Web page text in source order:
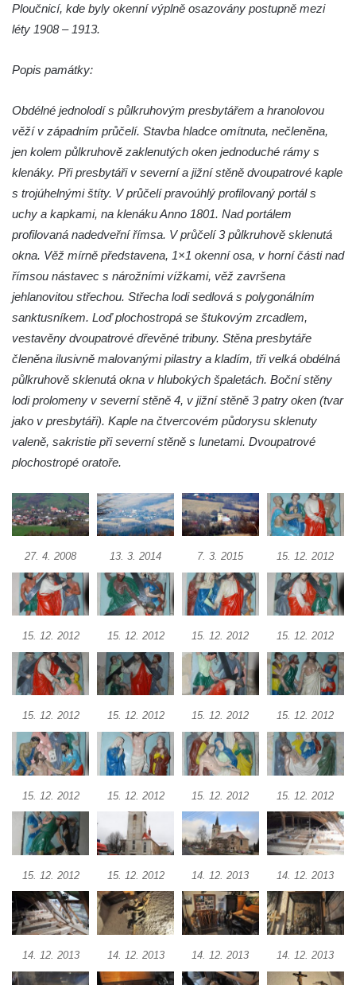
Hřbitovní kaple v Chotyni
Müllerova hrobka v Hrádku nad Nisou
Márnice na hřbitově ve Sněžné
Kostel Panny Marie Sněžné ve Sněžné
Kaple Nejsvětější Trojice ve Sněžné
Kostel svaté Máří Magdalény v Božanově
Hrobka rodiny Brass na hřbitově v Dolním
Podluží
Kostel svatého Bartoloměje ve Velkém
Šenově
Kaple Anděla Strážce na Valdeku
Márnice na bývalém hřbitově u kostela
svatých Šimona a Judy v Lipové u Šluknova
Hřbitovní kaple v Lobendavě
Kostel Navštívení Panny Marie v
Márnice na bývalém hřbitově u kostela
Navštívení Panny Marie v Lobendavě
Kaple svaté Anny na Anenském vrchu u
Lobendavy
Kostel svaté Máří Magdalény v Krásné Lípě
Kostel svatého Jiří v Jiříkově
Kostel svatého Jiří ve Chřibské
Kostel svatého Františka z Assisi na
Studánce
Kostel svaté Kateřiny Alexandrijské
Kostel svatého Jiří v Horním Slavkově
Kaple Božího Těla u kostela svatého Jiří v
Horním Slavkově
Kostel svatého Jana Nepomuckého ve
Hřensku
Hřbitovní kaple Ignaze Clara ve Hřensku
Kostel Nanebevzetí Panny Marie v Novém
Boru
Ploučnicí, kde byly okenní výplně osazovány postupně mezi
léty 1908 – 1913.
Popis památky:
Obdélné jednolodí s půlkruhovým presbytářem a hranolovou
věží v západním průčelí. Stavba hladce omítnuta, nečleněna,
jen kolem půlkruhově zaklenutých oken jednoduché rámy s
klenáky. Při presbytáři v severní a jižní stěně dvoupatrové kaple
s trojúhelnými štíty. V průčelí pravoúhlý profilovaný portál s
uchy a kapkami, na klenáku Anno 1801. Nad portálem
profilovaná nadedveřní římsa. V průčelí 3 půlkruhově sklenutá
okna. Věž mírně představena, 1×1 okenní osa, v horní části nad
římsou nástavec s nárožními vížkami, věž završena
jehlanovitou střechou. Střecha lodi sedlová s polygonálním
sanktusníkem. Loď plochostropá se štukovým zrcadlem,
vestavěny dvoupatrové dřevěné tribuny. Stěna presbytáře
členěna ilusivně malovanými pilastry a kladím, tři velká obdélná
půlkruhově sklenutá okna v hlubokých špaletách. Boční stěny
lodi prolomeny v severní stěně 4, v jižní stěně 3 patry oken (tvar
jako v presbytáři). Kaple na čtvercovém půdorysu sklenuty
valeně, sakristie při severní stěně s lunetami. Dvoupatrové
plochostropé oratoře.
27. 4. 2008 13. 3. 2014 7. 3. 2015 15. 12. 2012
15. 12. 2012 15. 12. 2012 15. 12. 2012 15. 12. 2012
15. 12. 2012 15. 12. 2012 15. 12. 2012 15. 12. 2012
15. 12. 2012 15. 12. 2012 15. 12. 2012 15. 12. 2012
15. 12. 2012 15. 12. 2012 14. 12. 2013 14. 12. 2013
14. 12. 2013 14. 12. 2013 14. 12. 2013 14. 12. 2013